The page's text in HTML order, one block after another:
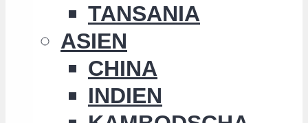
TANSANIA
ASIEN
CHINA
INDIEN